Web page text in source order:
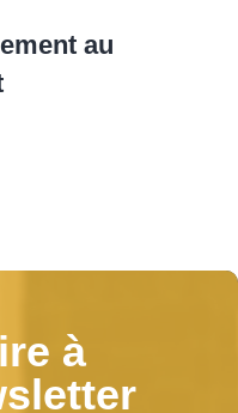
au
à